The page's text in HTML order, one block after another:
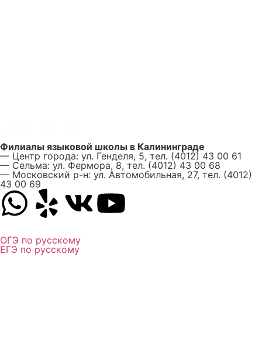
Филиалы языковой школы в Калининграде
— Центр города: ул. Генделя, 5, тел. (4012) 43 00 61
— Сельма: ул. Фермора, 8, тел. (4012) 43 00 68
— Московский р-н: ул. Автомобильная, 27, тел. (4012)
43 00 69
ОГЭ по русскому
ЕГЭ по русскому